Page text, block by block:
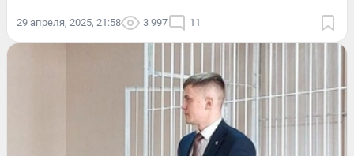
29 апреля, 2025, 21:58 3 997 11